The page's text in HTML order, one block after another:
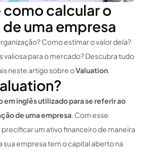
como calcular o
uma empresa
Como estimar o valor dela?
valiosa para o mercado? Descubra tudo
neste artigo sobre oValuation.
em inglêsutilizado para se referir ao
de uma empresa. Com esse
um ativo financeiro de maneira
sua empresa tem o capital aberto na